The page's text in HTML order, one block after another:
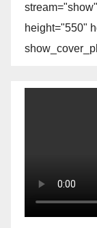
height="550"